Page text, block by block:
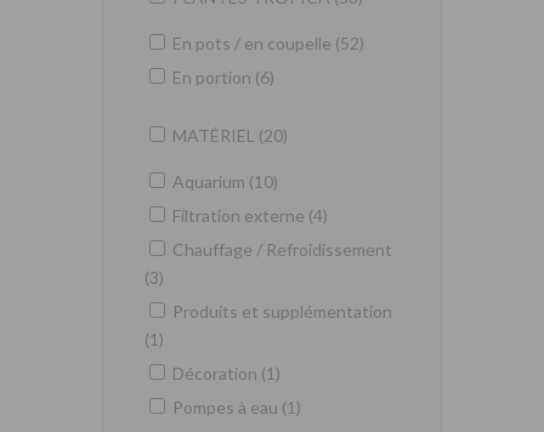
En pots / en coupelle (52)
En portion (6)
MATÉRIEL (20)
Aquarium (10)
Filtration externe (4)
Chauffage / Refroidissement
(3)
Produits et supplémentation
(1)
Décoration (1)
Pompes à eau (1)